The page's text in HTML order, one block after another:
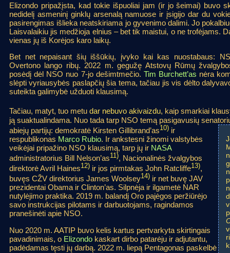
Elizondo pripažįsta, kad tokie išpuoliai jam (ir jo šeimai) buvo
nedidelį asmeninį ginklų arsenalą namuose ir įsigijo dar du
pasirengimas išlieka neatskiriama jo gyvenimo dalimi. Jo
Laisvalaikiu jis medžioja elnius – bet tik maistui, o ne trofėjams.
vienas jų iš Korėjos karo laikų.
Bet net nepaisant šių iššūkių, įvyko kai kas nuostabaus:
Overtono lango ribų. 2022 m. gegužę Atstovų Rūmų
posėdį dėl NSO nuo 7-jo dešimtmečio. Tim Burchett’as nėra
slėpti vyriausybės paslapčių šia tema, tačiau jis vis dėlto
suteikta galimybė užduoti klausimą.
Tačiau, matyt, tuo metu dar nebuvo akivaizdu, kaip smarkiai
ją suaktualindama. Nuo tada tarp NSO temą pasigavusių
abiejų partijų: demokratė Kirsten Gillibrand’as10) ir
respublikonas Marco Rubio. Ir ankstesni žinomi valstybės
veikėjai pripažino NSO klausimą, tarp jų ir NASA
administratorius Bill Nelson’as11), Nacionalinės žvalgybos
direktorė Avril Haines12) ir jos pirmtakas John Ratcliffe13),
buvęs CŽV direktorius James Woolsey14) ir net buvę JAV
prezidentai Obama ir Clinton’as. Silpnėja ir ilgametė NAR
nutylėjimo praktika. 2019 m. balandį Oro pajėgos peržiūrėjo
savo instrukcijas pilotams ir darbuotojams, ragindamos
pranešinėti apie NSO.
Nuo 2020 m. AATIP buvo kelis kartus pertvarkyta skirtingais
pavadinimais, o Elizondo kaskart dirbo patarėju ir adjutantu,
padėdamas tęsti jų darbą. 2022 m. liepą Pentagonas paskelbė